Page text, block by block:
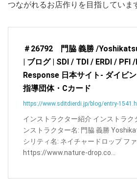
つながれるお店作りを目指していま
＃26792 門脇 義勝 /
| ブログ | SDI / TDI / ERDI / PFI
Response 日本サイト- ダイビ
指導団体・Cカード
https://www.sditdierdi.jp/blog/entry-
インストラクター紹介 インストラク
ンストラクター名: 門脇 義勝
シリティ名: ネイチャードロップ フ
https://www.nature-drop.co...